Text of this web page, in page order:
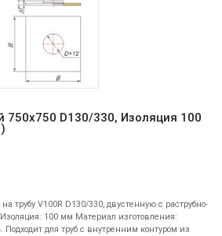
750х750 D130/330, Изоляция 100
трубу V100R D130/330, двустенную с раструбно-
100 мм Материал изготовления:
для труб с внутренним контуром из